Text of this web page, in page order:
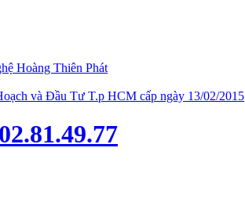
Hoàng Thiên Phát
và Đầu Tư T.p HCM cấp ngày 13/02/2015